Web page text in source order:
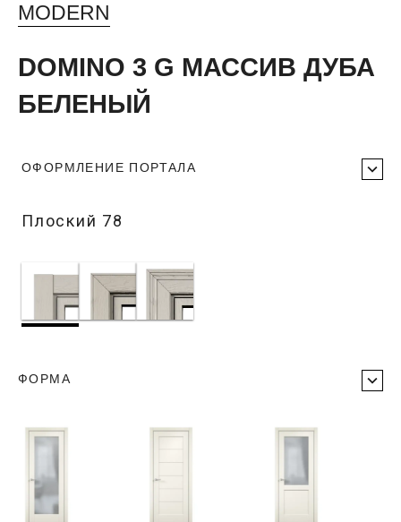
MODERN
DOMINO 3 G МАССИВ ДУБА
БЕЛЕНЫЙ
ОФОРМЛЕНИЕ ПОРТАЛА
Плоский 78
ФОРМА